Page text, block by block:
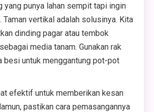
yang punya lahan sempit tapi ingin
Taman vertikal adalah solusinya. Kita
dinding pagar atau tembok
media tanam. Gunakan rak
besi untuk menggantung pot-pot
efektif untuk memberikan kesan
pastikan cara pemasangannya